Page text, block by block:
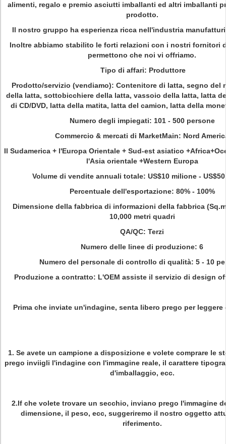
alimenti, regalo e premio asciutti imballanti ed altri imballanti
prodotto.
Il nostro gruppo ha esperienza ricca nell'industria
Inoltre abbiamo stabilito le forti relazioni con i nostri fornitori
permettono che noi vi offriamo.
Tipo di affari: Produttore
Prodotto/servizio (vendiamo): Contenitore di latta, segno del
della latta, sottobicchiere della latta, vassoio della latta, latta
di CD/DVD, latta della matita, latta del camion, latta della
Numero degli impiegati: 101 - 500 persone
Commercio & mercati di MarketMain: Nord
Il Sudamerica + l'Europa Orientale + Sud-est asiatico
l'Asia orientale +Western Europa
Volume di vendite annuali totale: US$10 milione -
Percentuale dell'esportazione: 80% - 100%
Dimensione della fabbrica di informazioni della fabbrica
10,000 metri quadri
QA/QC: Terzi
Numero delle linee di produzione: 6
Numero del personale di controllo di qualità: 5 - 10
Produzione a contratto: L'OEM assiste il servizio di design
Prima che inviate un'indagine, senta libero prego per
1. Se avete un campione a disposizione e volete comprare le
prego inviigli l'indagine con l'immagine reale, il carattere
d'imballaggio, ecc.
2.If che volete trovare un secchio, inviano prego l'immagine
dimensione, il peso, ecc, suggeriremo il nostro oggetto
riferimento.